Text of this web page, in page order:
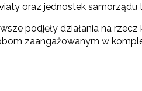
włączającej"
psychologiczno-
oraz jednostek samorządu
podjęły działania na
zaangażowanym w